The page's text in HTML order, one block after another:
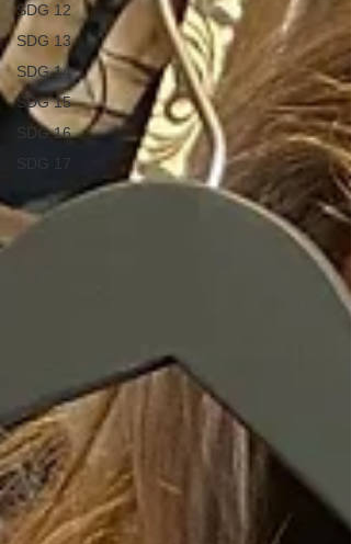
SDG 12
SDG 13
SDG 14
SDG 15
SDG 16
SDG 17